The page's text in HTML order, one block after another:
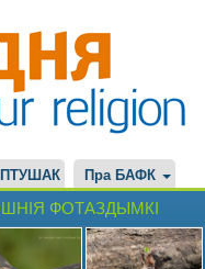
Пра БАФК
ФОТАЗДЫМКІ